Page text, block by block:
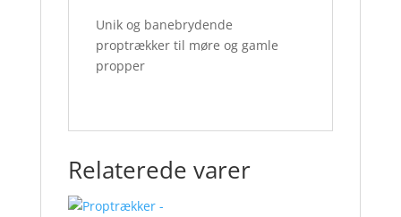
Unik og banebrydende
proptrækker til møre og gamle
propper
Relaterede varer